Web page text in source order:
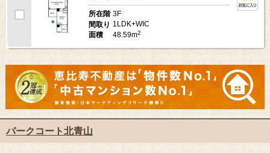
所在階 3F
間取り 1LDK+WIC
面積
48.59m2
パークコート北青山